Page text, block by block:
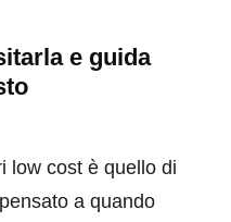
e guida
low cost è quello di
a quando